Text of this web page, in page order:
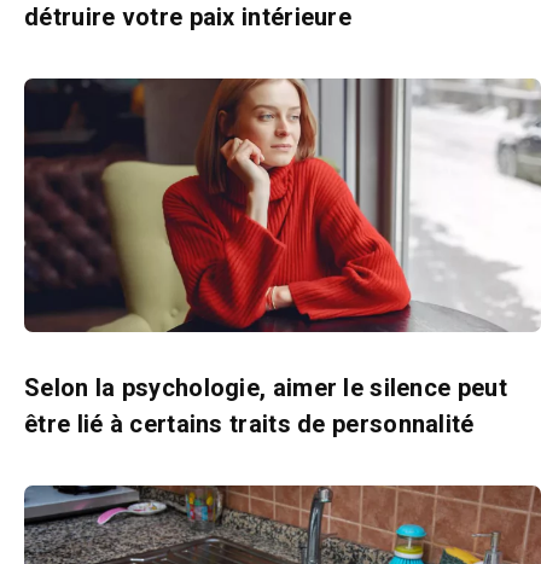
détruire votre paix intérieure
Selon la psychologie, aimer le silence peut
être lié à certains traits de personnalité